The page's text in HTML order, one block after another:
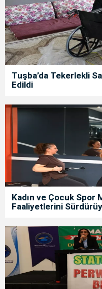
Tuşba’da Tekerlekli
Edildi
Kadın ve Çocuk Spor
Faaliyetlerini